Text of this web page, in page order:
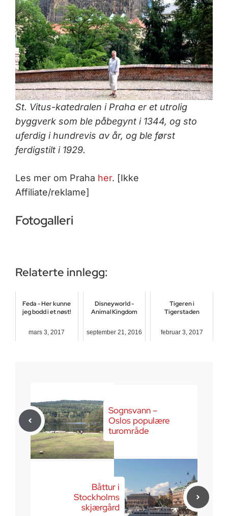
St. Vitus-katedralen i Praha er et utrolig
byggverk som ble påbegynt i 1344, og sto
uferdig i hundrevis av år, og ble først
ferdigstilt i 1929.
Les mer om Praha her. [Ikke
Affiliate/reklame]
Fotogalleri
Relaterte innlegg:
Feda - Her kunne
jeg bodd i et nøst!
mars 3, 2017
Disneyworld -
Animal Kingdom
september 21, 2016
Tigeren i
Tigerstaden
februar 3, 2017
Sognsvann –
Oslos populære
turområde
Båttur i
Stockholms
skjærgård